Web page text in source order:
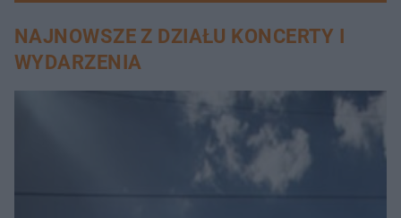
NAJNOWSZE Z DZIAŁU KONCERTY I
WYDARZENIA